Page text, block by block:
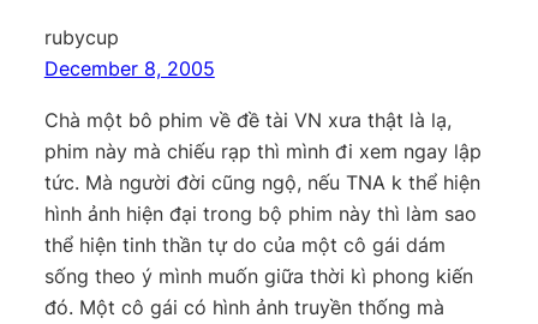
rubycup
December 8, 2005
Chà một bô phim về đề tài VN xưa thật là lạ,
phim này mà chiếu rạp thì mình đi xem ngay lập
tức. Mà người đời cũng ngộ, nếu TNA k thể hiện
hình ảnh hiện đại trong bộ phim này thì làm sao
thể hiện tinh thần tự do của một cô gái dám
sống theo ý mình muốn giữa thời kì phong kiến
đó. Một cô gái có hình ảnh truyền thống mà